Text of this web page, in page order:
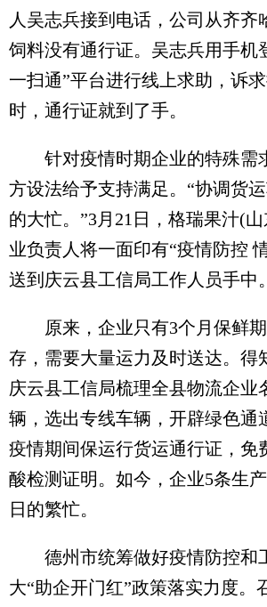
人吴志兵接到电话，公司从齐齐
饲料没有通行证。吴志兵用手机
一扫通”平台进行线上求助，诉
时，通行证就到了手。
针对疫情时期企业的特殊需
方设法给予支持满足。“协调货
的大忙。”3月21日，格瑞果汁(
业负责人将一面印有“疫情防控
送到庆云县工信局工作人员手中。
原来，企业只有3个月保鲜期
存，需要大量运力及时送达。得
庆云县工信局梳理全县物流企业
辆，选出专线车辆，开辟绿色通
疫情期间保运行货运通行证，免
酸检测证明。如今，企业5条生
日的繁忙。
德州市统筹做好疫情防控和
大“助企开门红”政策落实力度。